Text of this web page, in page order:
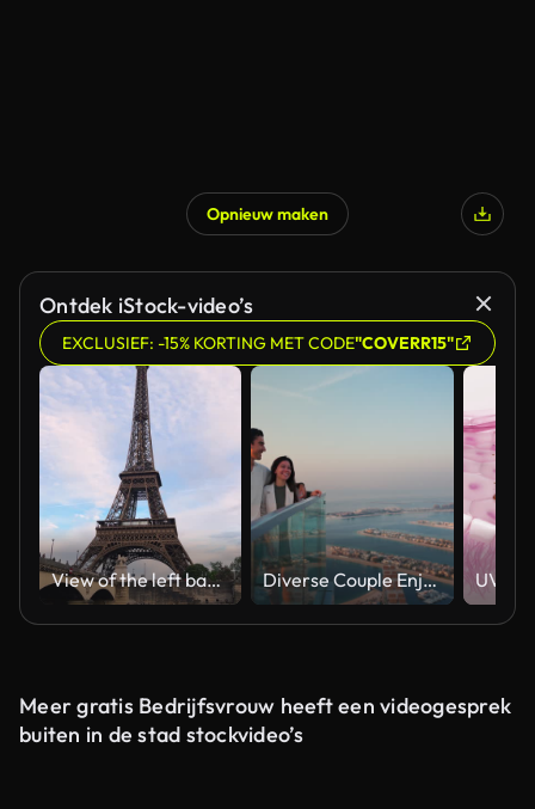
Gegenereerd door AI
Opnieuw maken
Ontdek iStock-video’s
EXCLUSIEF: -15% KORTING MET CODE"COVERR15"
View of the left bank of the Seine River, the Eiffel Tower, boats sailing on the river, the Quai Jacques-Chirac embankment and Pont d'Iena, Jena Bridge spanning the River Seine of Paris, France. Diverse Couple Enjoying Sunset Views from High Rise Sky Deck Overlooking Palm Jumeirah
Meer gratis Bedrijfsvrouw heeft een videogesprek
buiten in de stad stockvideo’s